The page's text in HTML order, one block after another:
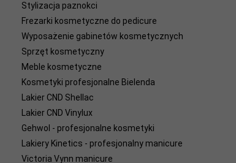
Stylizacja paznokci
Frezarki kosmetyczne do pedicure
Wyposażenie gabinetów kosmetycznych
Sprzęt kosmetyczny
Meble kosmetyczne
Kosmetyki profesjonalne Bielenda
Lakier CND Shellac
Lakier CND Vinylux
Gehwol - profesjonalne kosmetyki
Lakiery Kinetics - profesjonalny manicure
Victoria Vynn manicure